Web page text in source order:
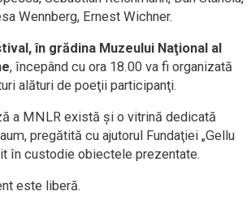
Wennberg, Ernest Wichner.
în grădina Muzeului Naţional al
, începând cu ora 18.00 va fi organizată
alături de poeţii participanţi.
a MNLR există şi o vitrină dedicată
pregătită cu ajutorul Fundaţiei „Gellu
în custodie obiectele prezentate.
este liberă.